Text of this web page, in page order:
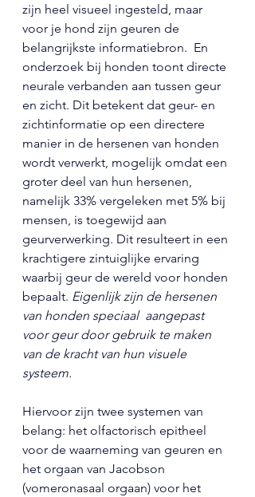
zijn heel visueel ingesteld, maar
voor je hond zijn geuren de
belangrijkste informatiebron.  En
onderzoek bij honden toont directe
neurale verbanden aan tussen geur
en zicht. Dit betekent dat geur- en
zichtinformatie op een directere
manier in de hersenen van honden
wordt verwerkt, mogelijk omdat een
groter deel van hun hersenen,
namelijk 33% vergeleken met 5% bij
mensen, is toegewijd aan
geurverwerking. Dit resulteert in een
krachtigere zintuiglijke ervaring
waarbij geur de wereld voor honden
bepaalt. Eigenlijk zijn de hersenen
van honden speciaal  aangepast
voor geur door gebruik te maken
van de kracht van hun visuele
systeem.
Hiervoor zijn twee systemen van
belang: het olfactorisch epitheel
voor de waarneming van geuren en
het orgaan van Jacobson
(vomeronasaal orgaan) voor het